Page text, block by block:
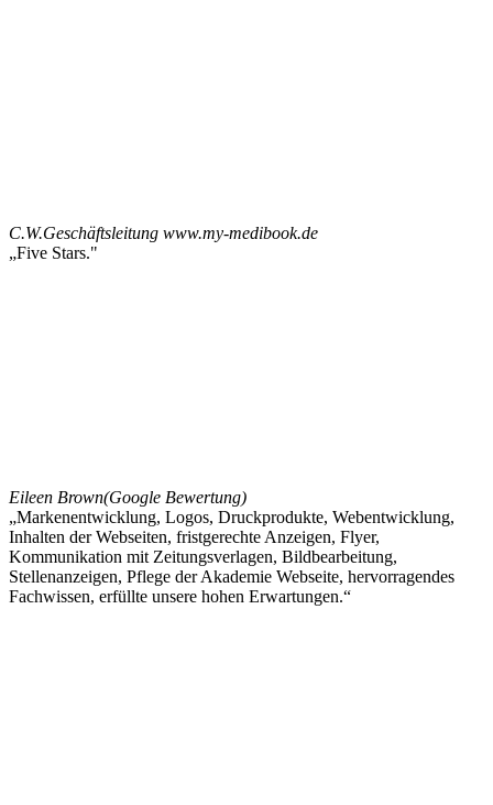
C.W.Geschäftsleitung www.my-medibook.de
„Five Stars."
Eileen Brown(Google Bewertung)
„Markenentwicklung, Logos, Druckprodukte, Webentwicklung,
Inhalten der Webseiten, fristgerechte Anzeigen, Flyer,
Kommunikation mit Zeitungsverlagen, Bildbearbeitung,
Stellenanzeigen, Pflege der Akademie Webseite, hervorragendes
Fachwissen, erfüllte unsere hohen Erwartungen.“